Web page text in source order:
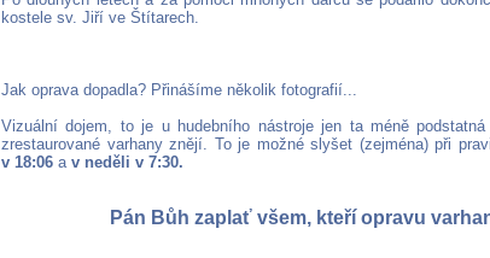
kostele sv. Jiří ve Štítarech.
Jak oprava dopadla? Přinášíme několik fotografií...
Vizuální dojem, to je u hudebního nástroje jen ta méně
zrestaurované varhany znějí. To je možné slyšet (zejména) při
v 18:06 a v neděli v 7:30.
Pán Bůh zaplať všem, kteří opravu